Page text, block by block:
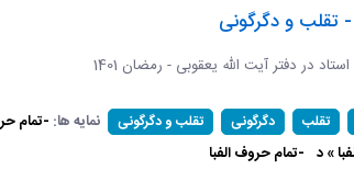
تقلب و دگرگونی
استاد در دفتر آیت الله یعقوبی - رمضان 1401
تقلب دگرگونی تقلب و دگرگونی نمایه ها: -تمام
» د -تمام حروف الفبا